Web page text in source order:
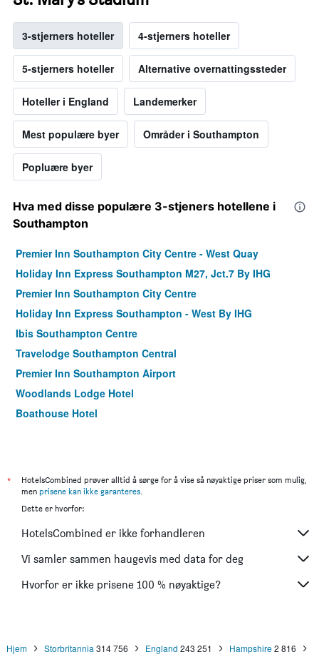
3-stjerners hoteller 4-stjerners hoteller
5-stjerners hoteller Alternative overnattingssteder
Hoteller i England Landemerker
Mest populære byer Områder i Southampton
Popluære byer
Hva med disse populære 3-stjeners hotellene i
Southampton
Premier Inn Southampton City Centre - West Quay
Holiday Inn Express Southampton M27, Jct.7 By IHG
Premier Inn Southampton City Centre
Holiday Inn Express Southampton - West By IHG
Ibis Southampton Centre
Travelodge Southampton Central
Premier Inn Southampton Airport
Woodlands Lodge Hotel
Boathouse Hotel
*
HotelsCombined prøver alltid å sørge for å vise så nøyaktige priser som mulig,
men prisene kan ikke garanteres.
Dette er hvorfor:
HotelsCombined er ikke forhandleren
Vi samler sammen haugevis med data for deg
Hvorfor er ikke prisene 100 % nøyaktige?
Hjem Storbritannia 314 756 England 243 251 Hampshire 2 816